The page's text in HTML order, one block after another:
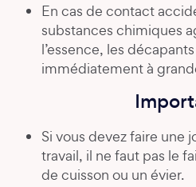
En cas de contact
substances chimiques
l’essence, les
immédiatement à
Si vous devez faire une
travail, il ne faut pas le
de cuisson ou un évier.